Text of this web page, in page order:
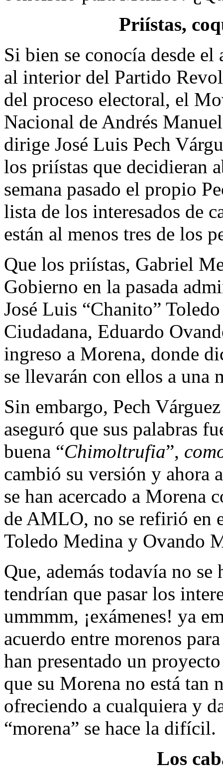
Priístas,
Si bien se conocía desde
al interior del Partido
del proceso electoral, el
Nacional de Andrés
dirige José Luis Pech
los priístas que decidieran
semana pasado el propio
lista de los interesados de
están al menos tres de los
Que los priístas, Gabriel
Gobierno en la pasada
José Luis “Chanito”
Ciudadana, Eduardo
ingreso a Morena, donde
se llevarán con ellos a una
Sin embargo, Pech
aseguró que sus palabras
buena “Chimoltrufia”,
cambió su versión y ahora
se han acercado a Morena
de AMLO, no se refirió en
Toledo Medina y Ovando
Que, además todavía no
tendrían que pasar los
ummmm, ¡exámenes! ya
acuerdo entre morenos
han presentado un
que su Morena no está tan
ofreciendo a cualquiera y
“morena” se hace la difícil.
Los